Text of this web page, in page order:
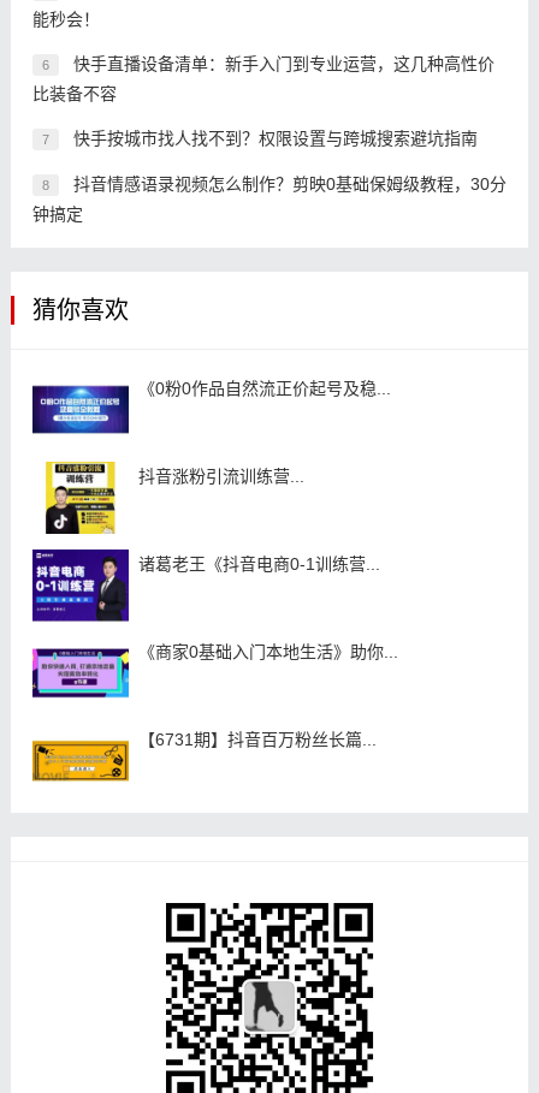
能秒会！
6
快手直播设备清单：新手入门到专业运营，这几种高性价
比装备不容
7 快手按城市找人找不到？权限设置与跨城搜索避坑指南
8
抖音情感语录视频怎么制作？剪映0基础保姆级教程，30分
钟搞定
猜你喜欢
《0粉0作品自然流正价起号及稳...
抖音涨粉引流训练营...
诸葛老王《抖音电商0-1训练营...
《商家0基础入门本地生活》助你...
【6731期】抖音百万粉丝长篇...